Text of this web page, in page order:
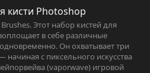
кисти Photoshop
Этот набор кистей для
в себе различные
Он охватывает три
начиная с пиксельного искусства
(vaporwave) игровой